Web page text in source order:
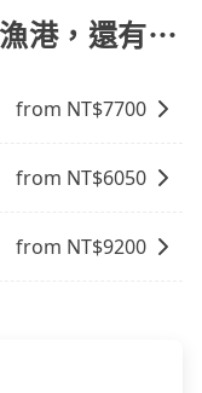
、快速抵達。
據自己的需要預
於需要在城市內
程和目的地來計
用於單程或從一
港，還有⋯
from NT$7700
from NT$6050
from NT$9200